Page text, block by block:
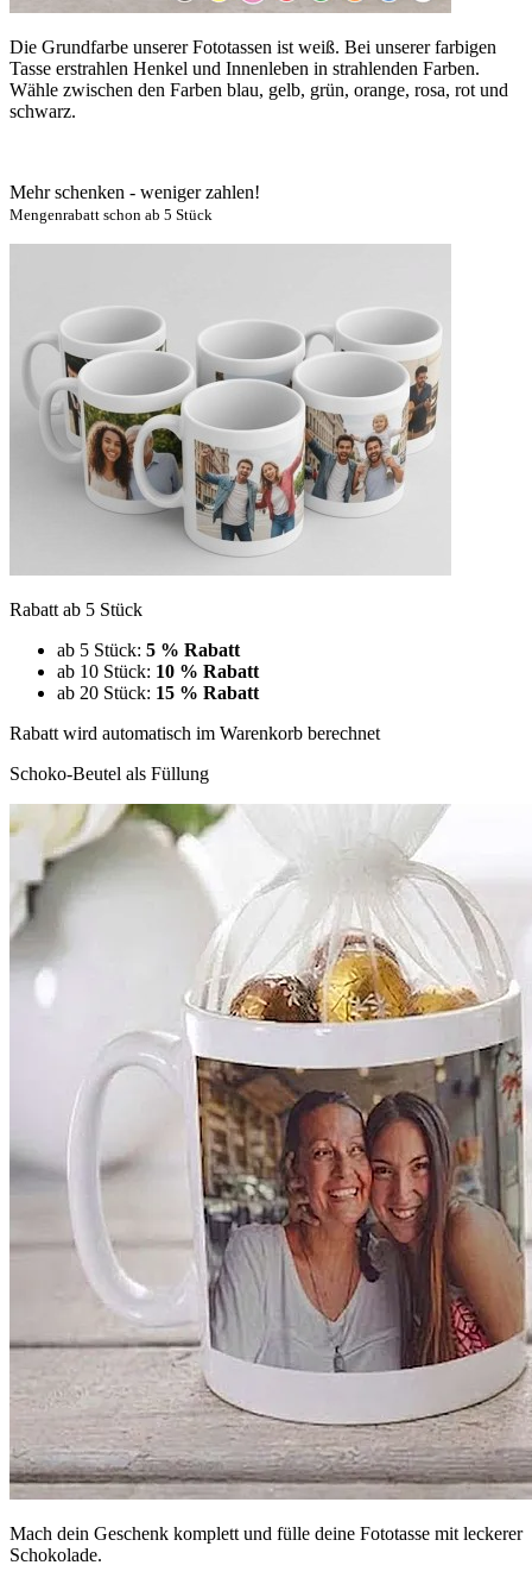
Die Grundfarbe unserer Fototassen ist weiß. Bei unserer farbigen
Tasse erstrahlen Henkel und Innenleben in strahlenden Farben.
Wähle zwischen den Farben blau, gelb, grün, orange, rosa, rot und
schwarz.
Mehr schenken - weniger zahlen!
Mengenrabatt schon ab 5 Stück
Rabatt ab 5 Stück
ab 5 Stück: 5 % Rabatt
ab 10 Stück: 10 % Rabatt
ab 20 Stück: 15 % Rabatt
Rabatt wird automatisch im Warenkorb berechnet
Schoko-Beutel als Füllung
Mach dein Geschenk komplett und fülle deine Fototasse mit leckerer
Schokolade.